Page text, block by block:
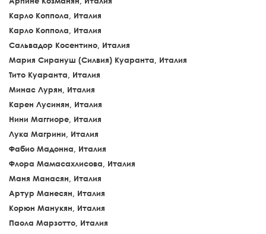
Карло Коппола, Италия
Карло Коппола, Италия
Сальвадор Косентино, Италия
Мария Сирануш (Силвия) Куаранта, Италия
Тито Куаранта, Италия
Минас Лурян, Италия
Карен Лусинян, Италия
Нини Маггиоре, Италия
Лука Магрини, Италия
Фабио Мадонна, Италия
Флора Мамасахлисова, Италия
Маня Манасян, Италия
Артур Манесян, Италия
Корюн Манукян, Италия
Паола Марзотто, Италия